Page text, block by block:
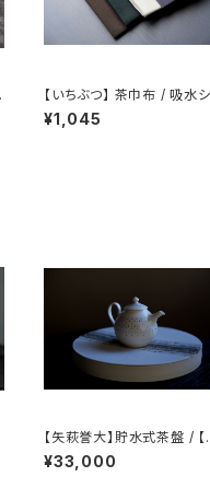
【いちぶつ】 茶巾布 / 吸水
ト (カビが生えない)
¥1,045
【矢萩誉大】貯水式茶盤 / 【Ta
kahiro Yahagi】Water-
ervoir Tea Tray
¥33,000